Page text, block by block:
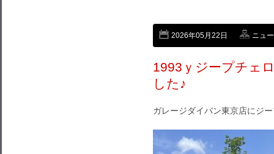
2026年05月22日 ニュ
1993ｙジープチェ
した♪
ガレージダイバン東京店にジ